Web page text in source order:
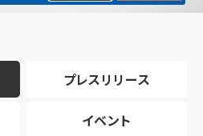
プレスリリース
イベント